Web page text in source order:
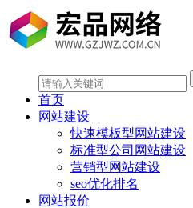
首页
网站建设
快速模板型网站建设
标准型公司网站建设
营销型网站建设
seo优化排名
网站报价